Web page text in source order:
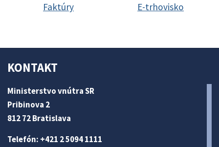
Faktúry E-trhovisko
KONTAKT
Ministerstvo vnútra SR
Pribinova 2
812 72 Bratislava
Telefón: +421 2 5094 1111